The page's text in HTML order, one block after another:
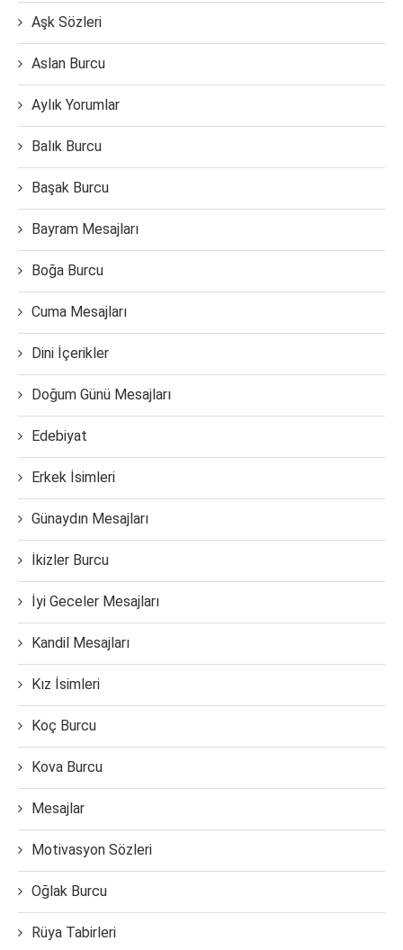
Aşk Sözleri
Aslan Burcu
Aylık Yorumlar
Balık Burcu
Başak Burcu
Bayram Mesajları
Boğa Burcu
Cuma Mesajları
Dini İçerikler
Doğum Günü Mesajları
Edebiyat
Erkek İsimleri
Günaydın Mesajları
İkizler Burcu
İyi Geceler Mesajları
Kandil Mesajları
Kız İsimleri
Koç Burcu
Kova Burcu
Mesajlar
Motivasyon Sözleri
Oğlak Burcu
Rüya Tabirleri